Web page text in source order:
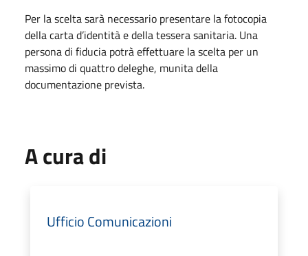
Per la scelta sarà necessario presentare la fotocopia
della carta d’identità e della tessera sanitaria. Una
persona di fiducia potrà effettuare la scelta per un
massimo di quattro deleghe, munita della
documentazione prevista.
A cura di
Ufficio Comunicazioni